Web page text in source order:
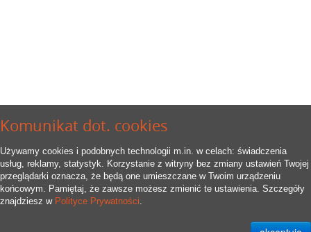
Komunikat dot. cookies
Używamy cookies i podobnych technologii m.in. w celach: świadczenia
usług, reklamy, statystyk. Korzystanie z witryny bez zmiany ustawień Twojej
przeglądarki oznacza, że będą one umieszczane w Twoim urządzeniu
końcowym. Pamiętaj, że zawsze możesz zmienić te ustawienia. Szczegóły
znajdziesz w Polityce Prywatności.